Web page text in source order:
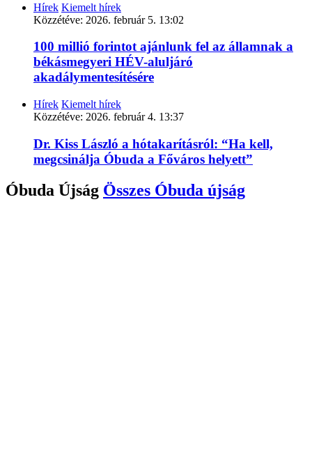
Hírek Kiemelt hírek
Közzétéve: 2026. február 5. 13:02
100 millió forintot ajánlunk fel az államnak a
békásmegyeri HÉV-aluljáró
akadálymentesítésére
Hírek Kiemelt hírek
Közzétéve: 2026. február 4. 13:37
Dr. Kiss László a hótakarításról: “Ha kell,
megcsinálja Óbuda a Főváros helyett”
Óbuda Újság Összes Óbuda újság